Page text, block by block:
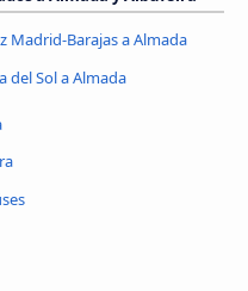
Madrid-Barajas a Almada
del Sol a Almada